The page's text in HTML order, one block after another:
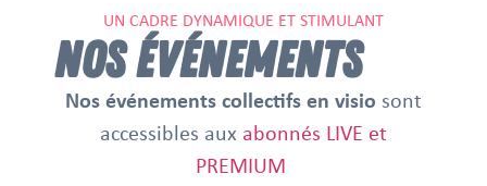
UN CADRE DYNAMIQUE ET STIMULANT
NOS ÉVÉNEMENTS
Nos événements collectifs en visio sont
accessibles aux abonnés LIVE et
PREMIUM